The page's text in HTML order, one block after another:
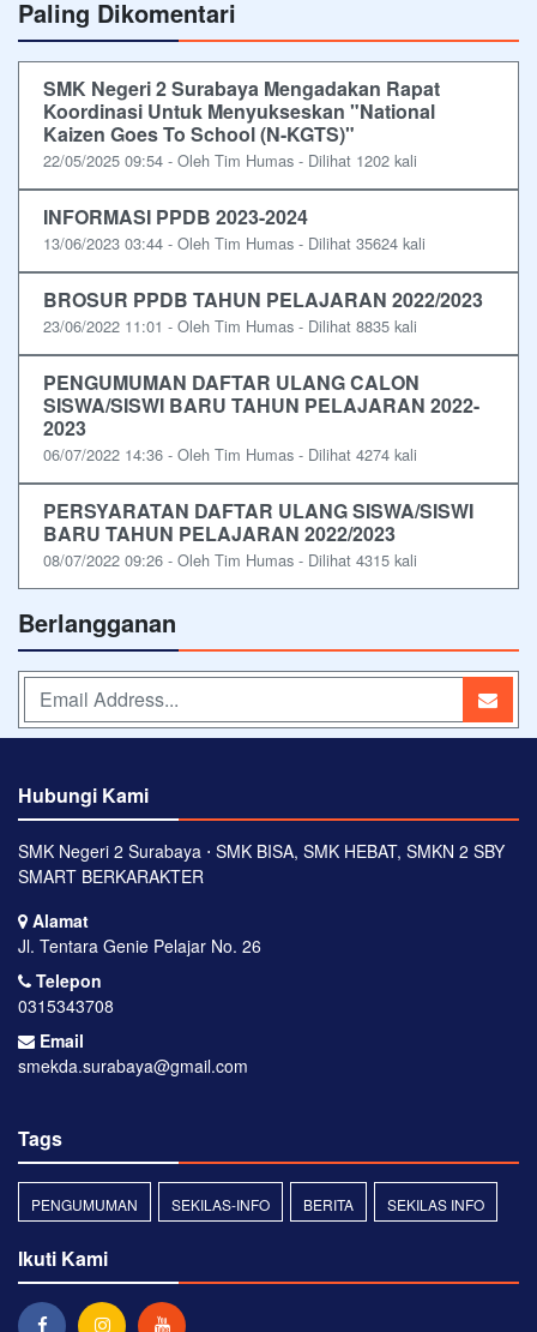
Paling Dikomentari
SMK Negeri 2 Surabaya Mengadakan Rapat
Koordinasi Untuk Menyukseskan "National
Kaizen Goes To School (N-KGTS)"
22/05/2025 09:54 - Oleh Tim Humas - Dilihat 1202 kali
INFORMASI PPDB 2023-2024
13/06/2023 03:44 - Oleh Tim Humas - Dilihat 35624 kali
BROSUR PPDB TAHUN PELAJARAN 2022/2023
23/06/2022 11:01 - Oleh Tim Humas - Dilihat 8835 kali
PENGUMUMAN DAFTAR ULANG CALON
SISWA/SISWI BARU TAHUN PELAJARAN 2022-
2023
06/07/2022 14:36 - Oleh Tim Humas - Dilihat 4274 kali
PERSYARATAN DAFTAR ULANG SISWA/SISWI
BARU TAHUN PELAJARAN 2022/2023
08/07/2022 09:26 - Oleh Tim Humas - Dilihat 4315 kali
Berlangganan
Hubungi Kami
SMK Negeri 2 Surabaya ⋅ SMK BISA, SMK HEBAT, SMKN 2 SBY
SMART BERKARAKTER
Alamat
Jl. Tentara Genie Pelajar No. 26
Telepon
0315343708
Email
smekda.surabaya@gmail.com
Tags
PENGUMUMAN SEKILAS-INFO BERITA SEKILAS INFO
Ikuti Kami